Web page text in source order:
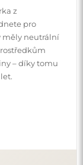
z
pro
měly neutrální
– díky tomu